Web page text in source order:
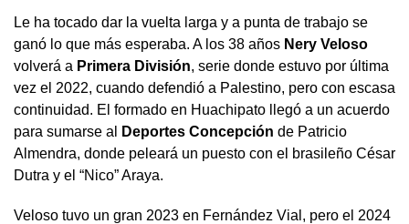
Le ha tocado dar la vuelta larga y a punta de trabajo se
ganó lo que más esperaba. A los 38 años Nery Veloso
volverá a Primera División, serie donde estuvo por última
vez el 2022, cuando defendió a Palestino, pero con escasa
continuidad. El formado en Huachipato llegó a un acuerdo
para sumarse al
Deportes Concepción de Patricio
Almendra, donde peleará un puesto con el brasileño César
Dutra y el “Nico” Araya.
Veloso tuvo un gran 2023 en Fernández Vial, pero el 2024